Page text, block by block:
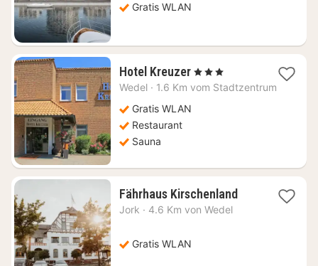
Gratis WLAN
Hotel Kreuzer1
Nacht
, 3 Sterne
Wedel · 1.6 Km vom Stadtzentrum
Gratis WLAN
Restaurant
Sauna
Fährhaus Kirschenland1
Jork · 4.6 Km von Wedel
Gratis WLAN